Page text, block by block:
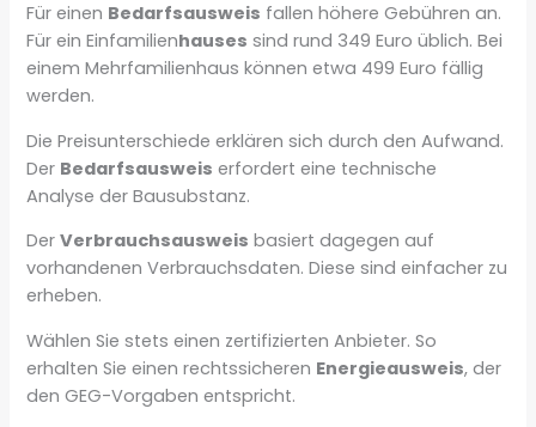
Für einen Bedarfsausweis fallen höhere Gebühren an.
Für ein Einfamilienhauses sind rund 349 Euro üblich. Bei
einem Mehrfamilienhaus können etwa 499 Euro fällig
werden.
Die Preisunterschiede erklären sich durch den Aufwand.
Der Bedarfsausweis erfordert eine technische
Analyse der Bausubstanz.
DerVerbrauchsausweis basiert dagegen auf
vorhandenen Verbrauchsdaten. Diese sind einfacher zu
erheben.
Wählen Sie stets einen zertifizierten Anbieter. So
erhalten Sie einen rechtssicheren Energieausweis, der
den GEG-Vorgaben entspricht.